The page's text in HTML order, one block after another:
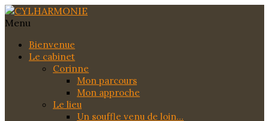
Menu
Bienvenue
Le cabinet
Corinne
Mon parcours
Mon approche
Le lieu
Un souffle venu de loin…